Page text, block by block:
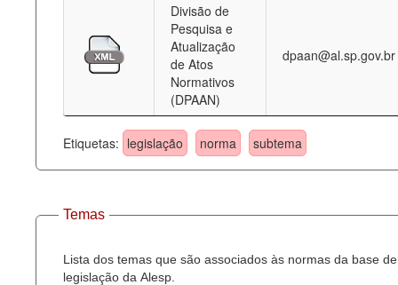
Divisão de
Pesquisa e
Atualização
de Atos
Normativos
(DPAAN)
dpaan@al.sp.gov.br
Etiquetas: legislação norma subtema
Temas
Lista dos temas que são associados às normas da base de
legislação da Alesp.